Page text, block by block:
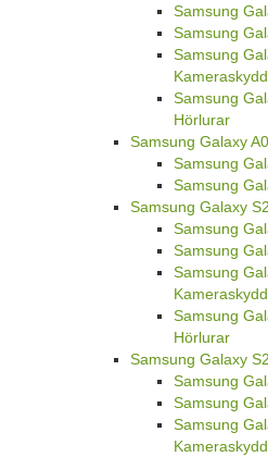
Samsung
Samsung
Samsung
Kameraskydd
Samsung
Hörlurar
Samsung Galaxy
Samsung
Samsung
Samsung Galaxy
Samsung
Samsung
Samsung
Kameraskydd
Samsung
Hörlurar
Samsung Galaxy
Samsung
Samsung
Samsung
Kameraskydd